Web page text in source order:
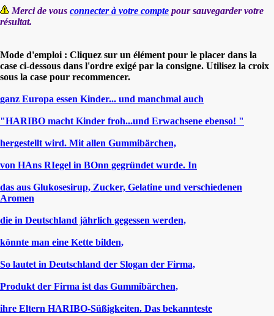
Merci de vous connecter à votre compte pour sauvegarder votre
résultat.
Mode d'emploi : Cliquez sur un élément pour le placer dans la
case ci-dessous dans l'ordre exigé par la consigne. Utilisez la croix
sous la case pour recommencer.
ganz Europa essen Kinder... und manchmal auch
"HARIBO macht Kinder froh...und Erwachsene ebenso! "
hergestellt wird. Mit allen Gummibärchen,
von HAns RIegel in BOnn gegründet wurde. In
das aus Glukosesirup, Zucker, Gelatine und verschiedenen
Aromen
die in Deutschland jährlich gegessen werden,
könnte man eine Kette bilden,
So lautet in Deutschland der Slogan der Firma,
Produkt der Firma ist das Gummibärchen,
ihre Eltern HARIBO-Süßigkeiten. Das bekannteste